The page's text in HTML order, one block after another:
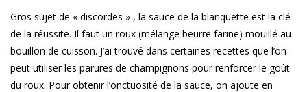
Gros sujet de « discordes » , la sauce de la blanquette est la clé
de la réussite. Il faut un roux (mélange beurre farine) mouillé au
bouillon de cuisson. J’ai trouvé dans certaines recettes que l’on
peut utiliser les parures de champignons pour renforcer le goût
du roux. Pour obtenir l’onctuosité de la sauce, on ajoute en